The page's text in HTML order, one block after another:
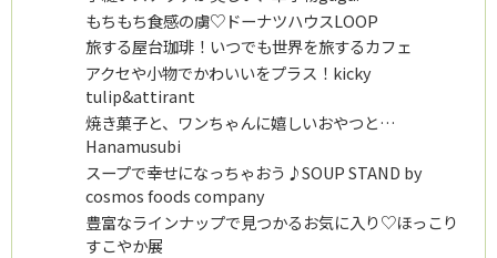
もちもち食感の虜♡ドーナツハウスLOOP
旅する屋台珈琲！いつでも世界を旅するカフェ
アクセや小物でかわいいをプラス！kicky
tulip&attirant
焼き菓子と、ワンちゃんに嬉しいおやつと…
Hanamusubi
スープで幸せになっちゃおう♪SOUP STAND by
cosmos foods company
豊富なラインナップで見つかるお気に入り♡ほっこり
すこやか展